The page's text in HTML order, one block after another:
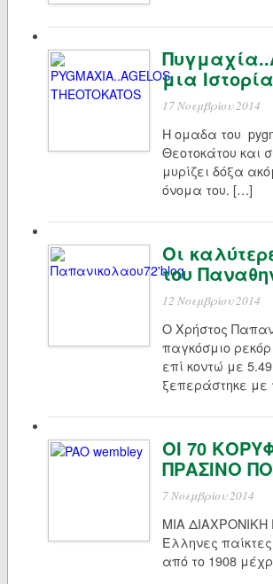
μια Ιστορία
17 Νοεμβρίου 2014
H oμαδα του
Θεοτοκάτου και
μυρίζει δόξα
όνομα του. […]
Oι
του
12 Νοεμβρίου 2014
Ο Χρήστος
παγκόσμιο
επί κοντώ με
ξεπεράστηκε με
ΟΙ 70
ΠΡΑΣΙΝΟ
7 Νοεμβρίου 2014
ΜΙΑ ΔΙΑΧΡΟΝΙΚΗ
Έλληνες
από το 1908